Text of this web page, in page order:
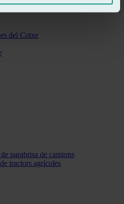
del Cotxe
parabrisa de camions
tractors agrícoles